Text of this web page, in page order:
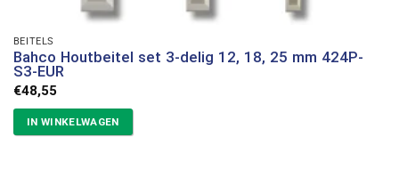
BEITELS
Bahco Houtbeitel set 3-delig 12, 18, 25 mm 424P-
S3-EUR
€48,55
IN WINKELWAGEN